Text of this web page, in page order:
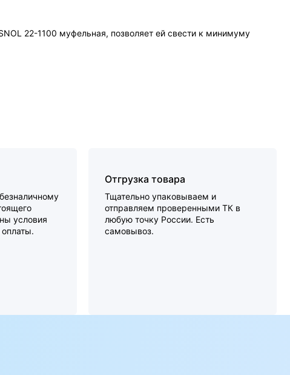
22-1100 муфельная, позволяет ей свести к минимуму
условия
оплаты.
Отгрузка товара
Тщательно упаковываем и
отправляем проверенными ТК в
любую точку России. Есть
самовывоз.